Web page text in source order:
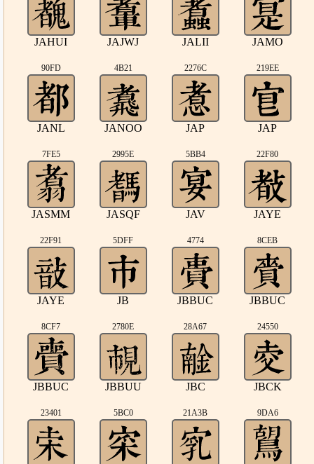
JAHUI JAJWJ JALII JAMO
90FD
JANL
4B21
JANOO
2276C
JAP
219EE
JAP
7FE5
JASMM
2995E
JASQF
5BB4
JAV
22F80
JAYE
22F91
JAYE
5DFF
JB
4774
JBBUC
8CEB
JBBUC
8CF7
JBBUC
2780E
JBBUU
28A67
JBC
24550
JBCK
23401 5BC0 21A3B 9DA6